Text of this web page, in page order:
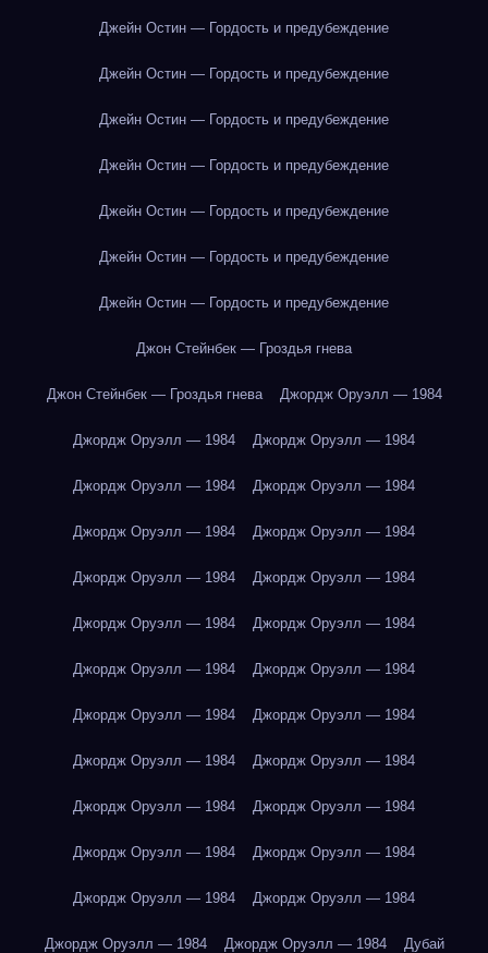
Джейн Остин — Гордость и предубеждение
Джейн Остин — Гордость и предубеждение
Джейн Остин — Гордость и предубеждение
Джейн Остин — Гордость и предубеждение
Джейн Остин — Гордость и предубеждение
Джейн Остин — Гордость и предубеждение
Джейн Остин — Гордость и предубеждение
Джон Стейнбек — Гроздья гнева
Джон Стейнбек — Гроздья гнева Джордж Оруэлл — 1984
Джордж Оруэлл — 1984 Джордж Оруэлл — 1984
Джордж Оруэлл — 1984 Джордж Оруэлл — 1984
Джордж Оруэлл — 1984 Джордж Оруэлл — 1984
Джордж Оруэлл — 1984 Джордж Оруэлл — 1984
Джордж Оруэлл — 1984 Джордж Оруэлл — 1984
Джордж Оруэлл — 1984 Джордж Оруэлл — 1984
Джордж Оруэлл — 1984 Джордж Оруэлл — 1984
Джордж Оруэлл — 1984 Джордж Оруэлл — 1984
Джордж Оруэлл — 1984 Джордж Оруэлл — 1984
Джордж Оруэлл — 1984 Джордж Оруэлл — 1984
Джордж Оруэлл — 1984 Джордж Оруэлл — 1984
Джордж Оруэлл — 1984 Джордж Оруэлл — 1984 Дубай